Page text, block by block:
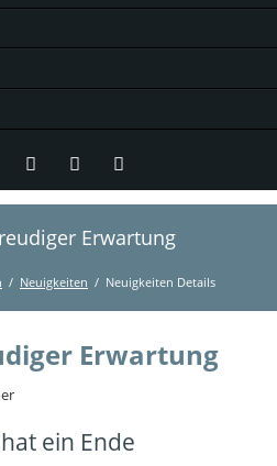
InstagramFacebookRSS-
Erwartung
Neuigkeiten Neuigkeiten Details
Erwartung
ein Ende